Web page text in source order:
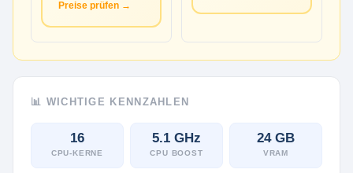
Preise prüfen →
📊 WICHTIGE KENNZAHLEN
16
CPU-KERNE
5.1 GHz
CPU BOOST
24 GB
VRAM